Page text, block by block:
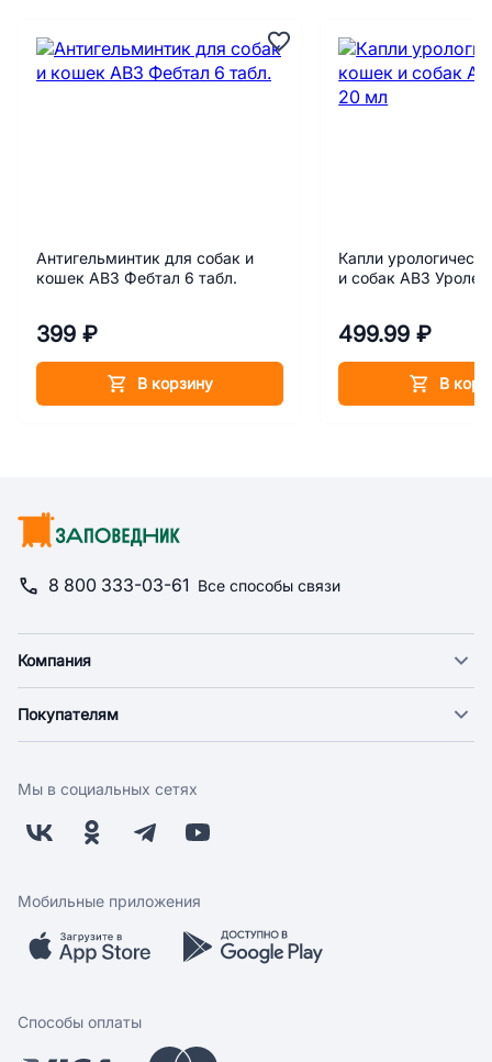
Антигельминтик для собак и
кошек АВЗ Фебтал 6 табл.
399 ₽
В корзину
Капли
и собак АВЗ
499.99 ₽
В
8 800 333-03-61 Все способы связи
Компания
Новости
Поставщикам
Заводчикам
Обратная связь
Покупателям
Оплата
Бонусная программа
Скидки и акции
Мобильное приложение
Мы в социальных сетях
Мобильные приложения
Способы оплаты